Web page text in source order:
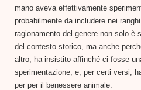
mano aveva effettivamente
probabilmente da includere nei
ragionamento del genere non solo è
del contesto storico, ma anche
altro, ha insistito affinché ci fosse
sperimentazione, e, per certi versi,
per per il benessere animale.